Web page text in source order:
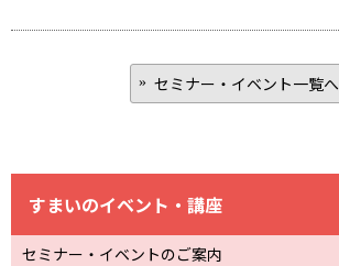
セミナー・イベント一覧へ
すまいのイベント・講座
セミナー・イベントのご案内